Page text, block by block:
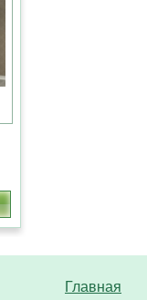
Главная